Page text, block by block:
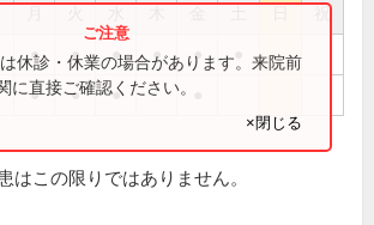
祝
● ● ● ● ●
● ● ●
休診・休業の場合があります。来院前
に直接ご確認ください。
×閉じる
はこの限りではありません。